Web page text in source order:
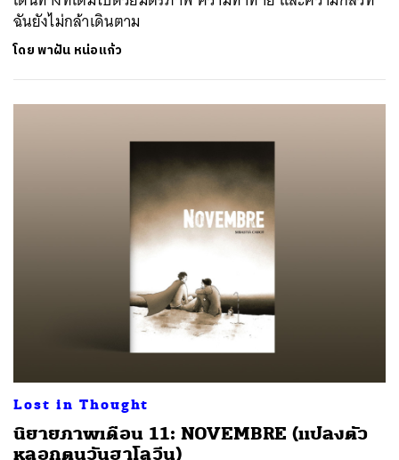
ฉันยังไม่กล้าเดินตาม
โดยพาฝัน หน่อแก้ว
Lost in Thought
นิยายภาพเดือน 11: NOVEMBRE (แปลงตัว
หลอกตนวันฮาโลวีน)